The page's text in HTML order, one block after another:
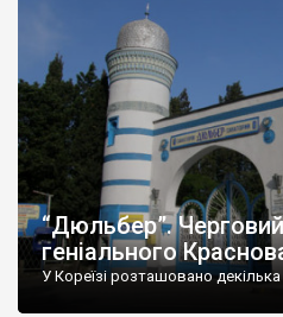
“Дюльбер”.
геніального
У Кореїзі розташовано